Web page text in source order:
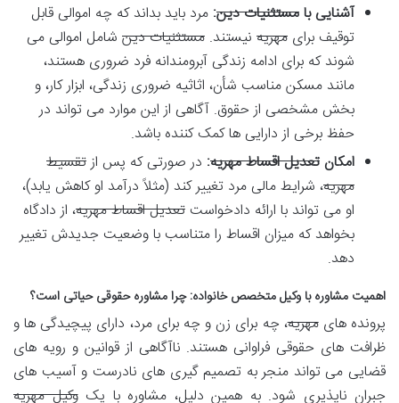
آشنایی بامستثنیات دین: مرد باید بداند که چه اموالی قابل
توقیف برای مهریه نیستند. مستثنیات دین شامل اموالی می
شوند که برای ادامه زندگی آبرومندانه فرد ضروری هستند،
مانند مسکن مناسب شأن، اثاثیه ضروری زندگی، ابزار کار، و
بخش مشخصی از حقوق. آگاهی از این موارد می تواند در
حفظ برخی از دارایی ها کمک کننده باشد.
امکان تعدیل اقساط مهریه: در صورتی که پس ازتقسیط
مهریه، شرایط مالی مرد تغییر کند (مثلاً درآمد او کاهش یابد)،
او می تواند با ارائه دادخواست تعدیل اقساط مهریه، از دادگاه
بخواهد که میزان اقساط را متناسب با وضعیت جدیدش تغییر
دهد.
اهمیت مشاوره با وکیل متخصص خانواده: چرا مشاوره حقوقی حیاتی است؟
پرونده هایمهریه، چه برای زن و چه برای مرد، دارای پیچیدگی ها و
ظرافت های حقوقی فراوانی هستند. ناآگاهی از قوانین و رویه های
قضایی می تواند منجر به تصمیم گیری های نادرست و آسیب های
جبران ناپذیری شود. به همین دلیل، مشاوره با یکوکیل مهریه